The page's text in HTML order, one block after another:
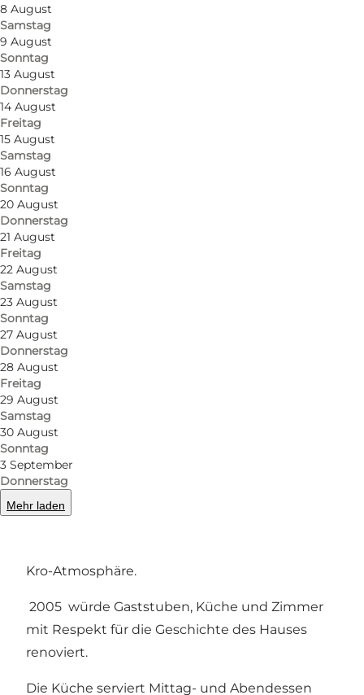
8 August
Samstag
9 August
Sonntag
13 August
Donnerstag
14 August
Freitag
15 August
Samstag
16 August
Sonntag
20 August
Donnerstag
21 August
Freitag
22 August
Samstag
23 August
Sonntag
27 August
Donnerstag
28 August
Freitag
29 August
Samstag
30 August
Sonntag
3 September
Donnerstag
Mehr laden
Foto: Vester Skerninge Kro
Vester Skerninge Kro (Gasthof) ist seit 1772
Treffpunkt für Dorfbewohner und Reisende auf
Kro-Atmosphäre.
2005 würde Gaststuben, Küche und Zimmer
mit Respekt für die Geschichte des Hauses
renoviert.
Die Küche serviert Mittag- und Abendessen